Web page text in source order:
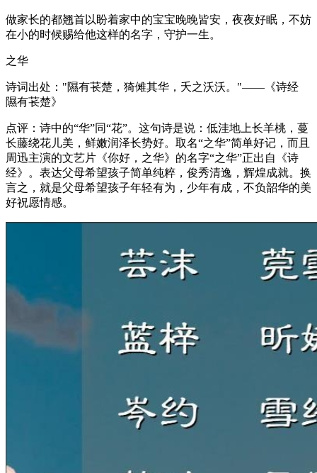
做家长的都翘首以盼着家中的宝宝晚晚皆安，夜夜好眠，不妨
在小的时候赐给他这样的名字，守护一生。
之华
诗词出处："隰有苌楚，猗傩其华，夭之沃沃。"——《诗经
隰有苌楚》
点评：诗中的“华”同“花”。这句诗是说：低洼地上长羊桃，蔓
长藤绕花儿美，鲜嫩润泽长势好。取名“之华”简单好记，而且
周迅主演的文艺片《你好，之华》的名字“之华”正出自《诗
经》。表达父母希望孩子简单纯粹，俊秀清逸，辉煌成就。换
言之，就是父母希望孩子年轻有为，少年有成，不负韶华的美
好祝愿情感。